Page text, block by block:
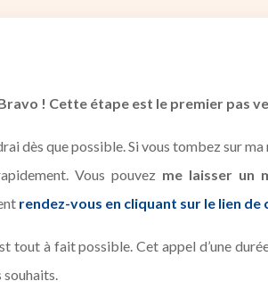
! Cette étape est le premier pas
dès que possible. Si vous tombez sur ma
Vous pouvez me laisser un
rendez-vous en cliquant sur le lien de
tout à fait possible. Cet appel d’une